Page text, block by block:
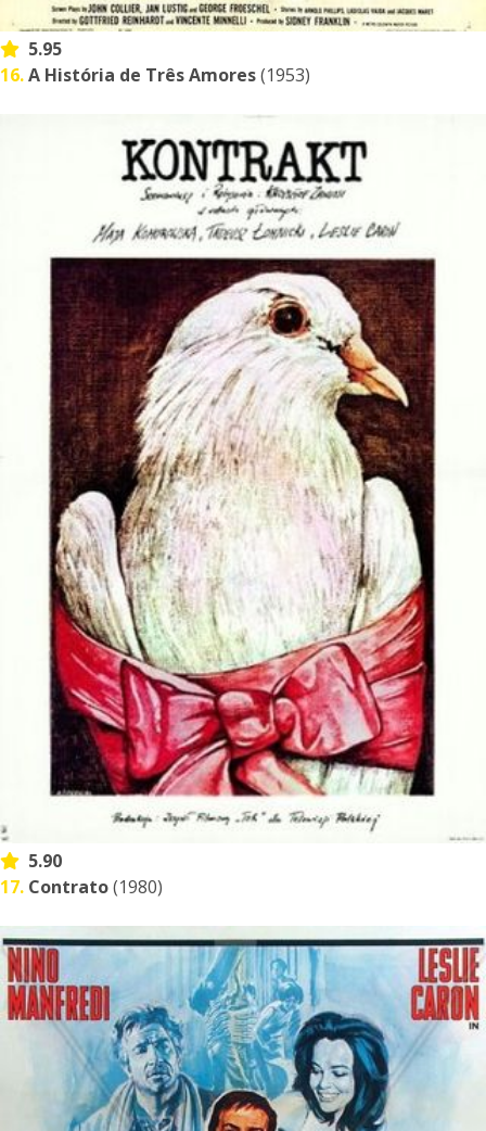
5.95
16.A História de Três Amores(1953)
5.90
17. Contrato(1980)